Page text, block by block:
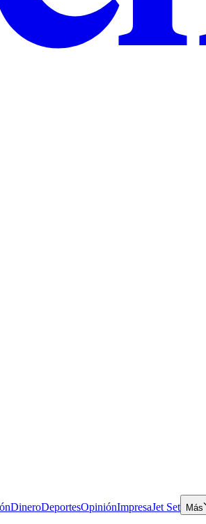
DineroDeportesOpiniónImpresaJet Set Más